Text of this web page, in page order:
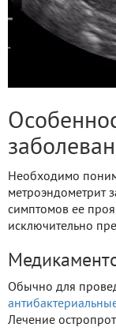
Необходимо
метроэндометрит
симптомов ее
исключительно
Обычно для
Лечение